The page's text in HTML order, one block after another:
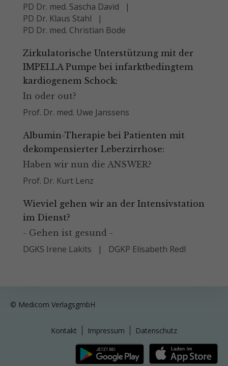
PD Dr. med. Sascha David
PD Dr. Klaus Stahl
PD Dr. med. Christian Bode
Zirkulatorische Unterstützung mit der
IMPELLA Pumpe bei infarktbedingtem
kardiogenem Schock:
In oder out?
Prof. Dr. med. Uwe Janssens
Albumin-Therapie bei Patienten mit
dekompensierter Leberzirrhose:
Haben wir nun die ANSWER?
Prof. Dr. Kurt Lenz
Wieviel gehen wir an der Intensivstation
im Dienst?
- Gehen ist gesund -
DGKS Irene Lakits DGKP Elisabeth Redl
© Medicom VerlagsgmbH
Kontakt Impressum Datenschutz